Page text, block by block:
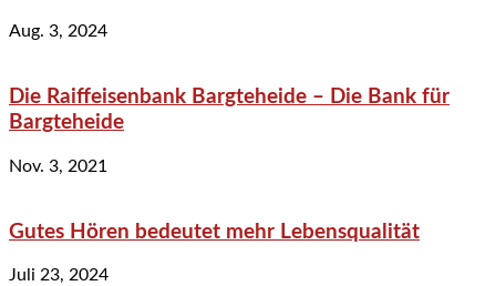
Aug. 3, 2024
Die Raiffeisenbank Bargteheide – Die Bank für
Bargteheide
Nov. 3, 2021
Gutes Hören bedeutet mehr Lebensqualität
Juli 23, 2024